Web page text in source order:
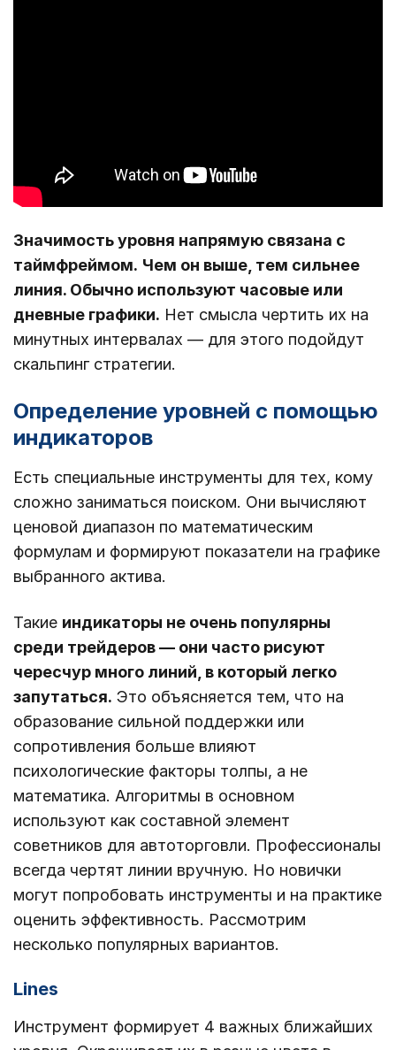
Значимость уровня напрямую связана с
таймфреймом. Чем он выше, тем сильнее
линия. Обычно используют часовые или
дневные графики. Нет смысла чертить их на
минутных интервалах — для этого подойдут
скальпинг стратегии.
Определение уровней с помощью
индикаторов
Есть специальные инструменты для тех, кому
сложно заниматься поиском. Они вычисляют
ценовой диапазон по математическим
формулам и формируют показатели на графике
выбранного актива.
Такие индикаторы не очень популярны
среди трейдеров ― они часто рисуют
чересчур много линий, в который легко
запутаться. Это объясняется тем, что на
образование сильной поддержки или
сопротивления больше влияют
психологические факторы толпы, а не
математика. Алгоритмы в основном
используют как составной элемент
советников для автоторговли. Профессионалы
всегда чертят линии вручную. Но новички
могут попробовать инструменты и на практике
оценить эффективность. Рассмотрим
несколько популярных вариантов.
Lines
Инструмент формирует 4 важных ближайших